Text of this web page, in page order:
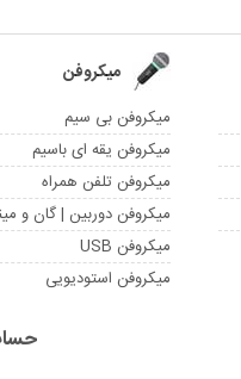
میکروفن
میکروفن بی سیم
میکروفن یقه ای باسیم
میکروفن تلفن همراه
میکروفن دوربین | گان و
میکروفن USB
میکروفن استودیویی